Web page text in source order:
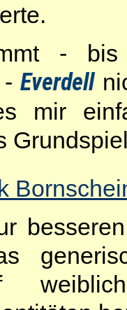
- bis
-Everdell
mir